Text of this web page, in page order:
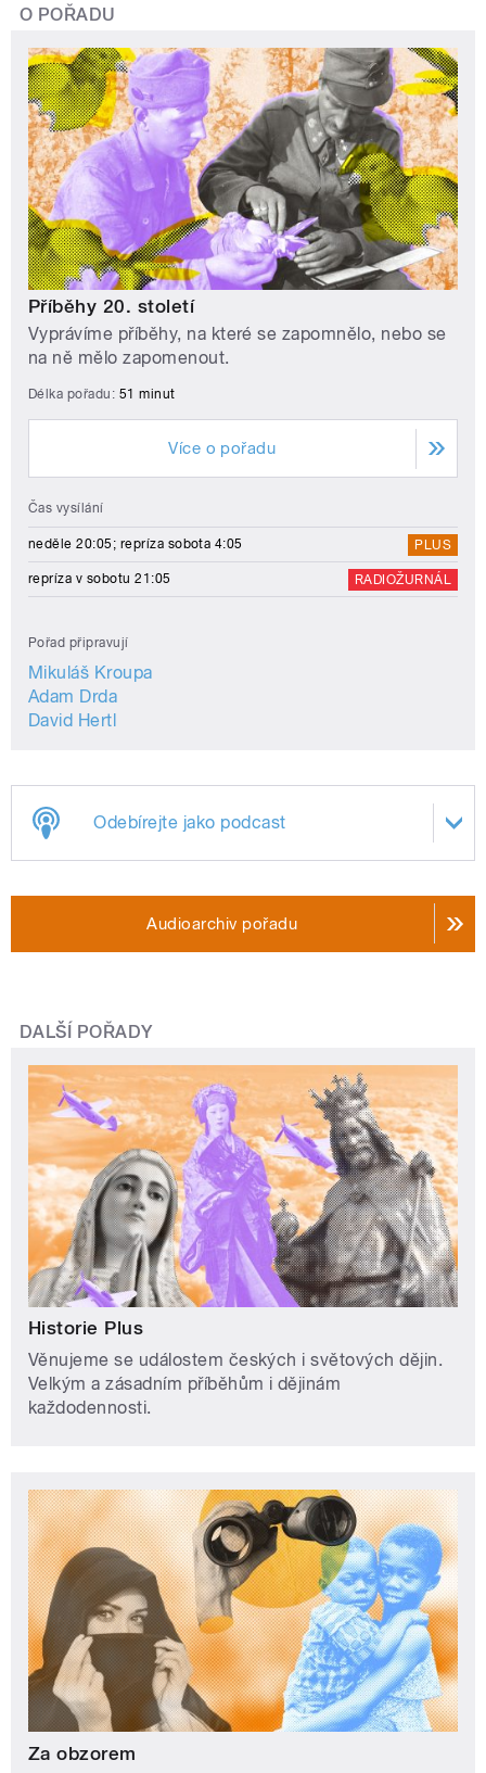
O POŘADU
Příběhy 20. století
Vyprávíme příběhy, na které se zapomnělo, nebo se
na ně mělo zapomenout.
Délka pořadu: 51 minut
Více o pořadu
Čas vysílání
neděle 20:05; repríza sobota 4:05 PLUS
repríza v sobotu 21:05 RADIOŽURNÁL
Pořad připravují
Mikuláš Kroupa
Adam Drda
David Hertl
Odebírejte jako podcast
Audioarchiv pořadu
DALŠÍ POŘADY
Historie Plus
Věnujeme se událostem českých i světových dějin.
Velkým a zásadním příběhům i dějinám
každodennosti.
Za obzorem